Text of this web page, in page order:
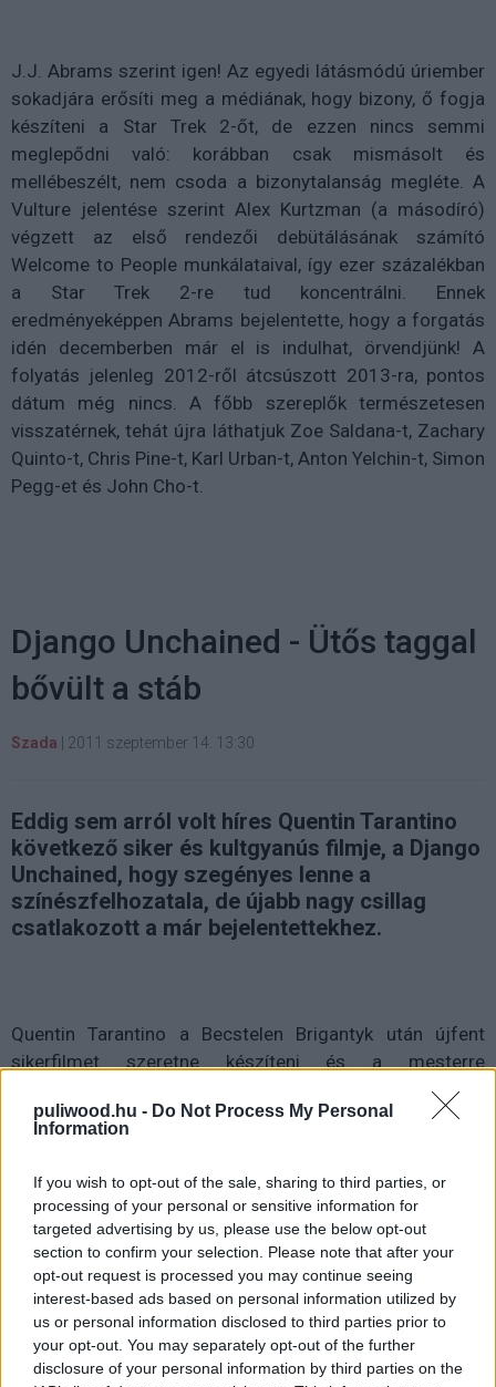
puliwood.hu - Do Not Process My Personal
Information
If you wish to opt-out of the sale, sharing to third parties, or
processing of your personal or sensitive information for
targeted advertising by us, please use the below opt-out
section to confirm your selection. Please note that after your
opt-out request is processed you may continue seeing
interest-based ads based on personal information utilized by
us or personal information disclosed to third parties prior to
your opt-out. You may separately opt-out of the further
disclosure of your personal information by third parties on the
J.J. Abrams szerint igen! Az egyedi látásmódú úriember
sokadjára erősíti meg a médiának, hogy bizony, ő fogja
készíteni a Star Trek 2-őt, de ezzen nincs semmi
meglepődni való: korábban csak mismásolt és
mellébeszélt, nem csoda a bizonytalanság megléte. A
Vulture jelentése szerint Alex Kurtzman (a másodíró)
végzett az első rendezői debütálásának számító
Welcome to People munkálataival, így ezer százalékban
a Star Trek 2-re tud koncentrálni. Ennek
eredményeképpen Abrams bejelentette, hogy a forgatás
idén decemberben már el is indulhat, örvendjünk! A
folyatás jelenleg 2012-ről átcsúszott 2013-ra, pontos
dátum még nincs. A főbb szereplők természetesen
visszatérnek, tehát újra láthatjuk Zoe Saldana-t, Zachary
Quinto-t, Chris Pine-t, Karl Urban-t, Anton Yelchin-t, Simon
Pegg-et és John Cho-t.
Django Unchained - Ütős taggal
bővült a stáb
Szada 2011 szeptember 14. 13:30
Eddig sem arról volt híres Quentin Tarantino
következő siker és kultgyanús filmje, a Django
Unchained, hogy szegényes lenne a
színészfelhozatala, de újabb nagy csillag
csatlakozott a már bejelentettekhez.
Quentin Tarantino a Becstelen Brigantyk után újfent
sikerfilmet szeretne készíteni és a mesterre
egyértelműen rámondhatjuk, hogy szeret a megszokott
embereivel dolgozni és újakat segíteni boldogulni. A
Leonardo DiCaprio alakítja Calvin Candie-t, aki elnyomja
hősünket, de Tarantino beszervezte a tehetséges
Christoph Waltz-ot is, akivel a már emlegetett 2008-as
projekten ügyködtek együtt. A rendező nem érte még be
ennyivel, a legfrissebb hírek szerint Samuel L. Jackson is
csatlakozott a sikercsapathoz, vele pedig abszolúte
szoros barátságot ápol és rengeteget forgattak együtt
(Ponyvaregény, Jackie Brown, Kill Bill 2). Jackson egy